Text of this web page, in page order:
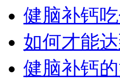
健脑补钙
如何才能
健脑补钙